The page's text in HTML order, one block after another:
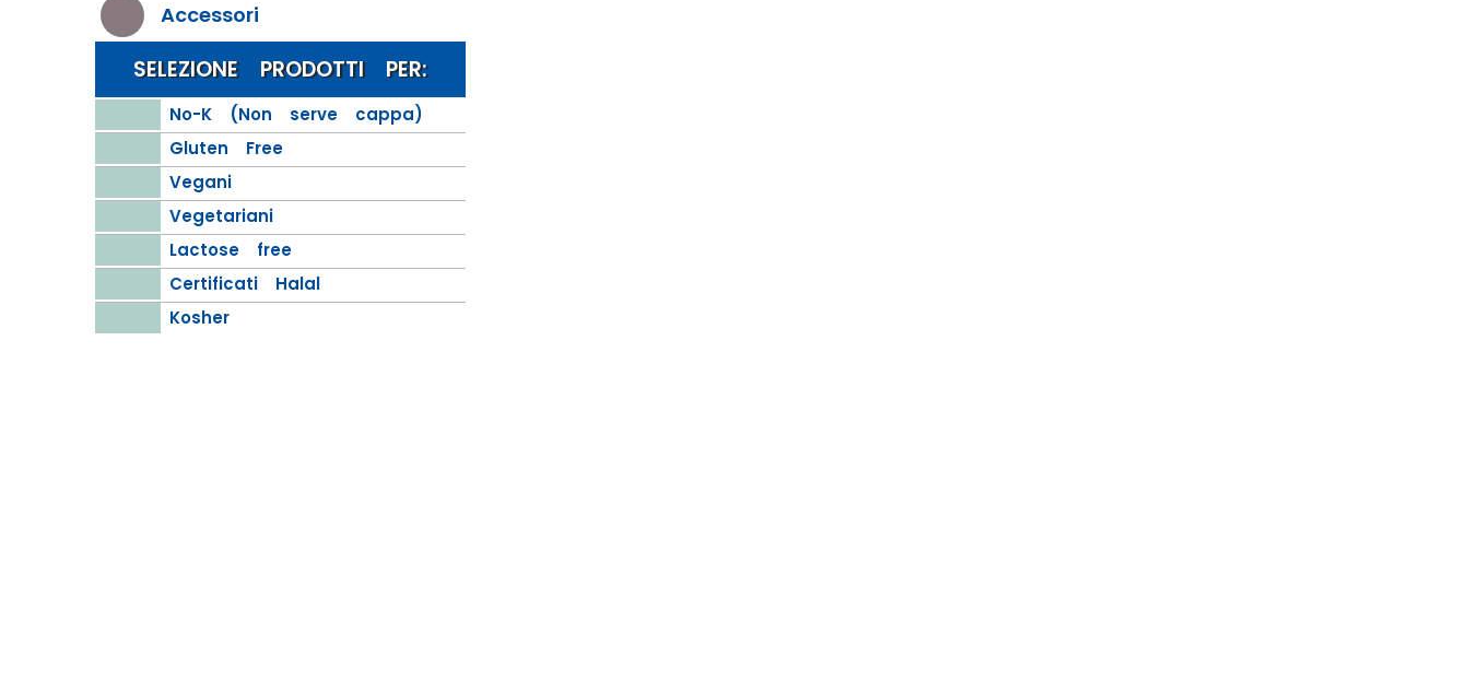
Accessori
SELEZIONE PRODOTTI PER:
No-K (Non serve cappa)
Gluten Free
Vegani
Vegetariani
Lactose free
Certificati Halal
Kosher